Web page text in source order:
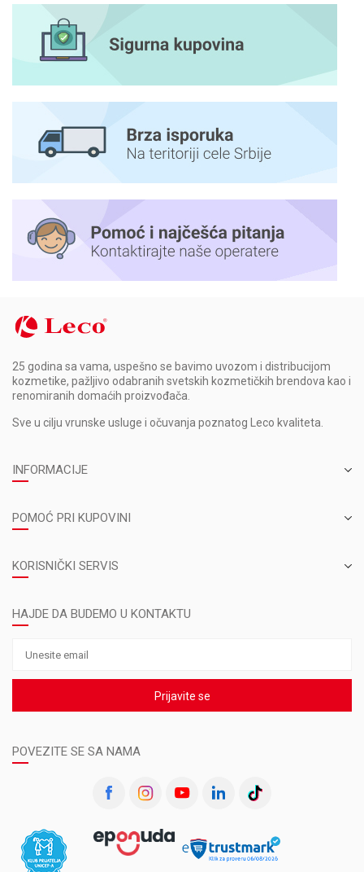
25 godina sa vama, uspešno se bavimo uvozom i distribucijom
kozmetike, pažljivo odabranih svetskih kozmetičkih brendova kao i
renomiranih domaćih proizvođača.
Sve u cilju vrunske usluge i očuvanja poznatog Leco kvaliteta.
INFORMACIJE
POMOĆ PRI KUPOVINI
KORISNIČKI SERVIS
HAJDE DA BUDEMO U KONTAKTU
Prijavite se
POVEZITE SE SA NAMA